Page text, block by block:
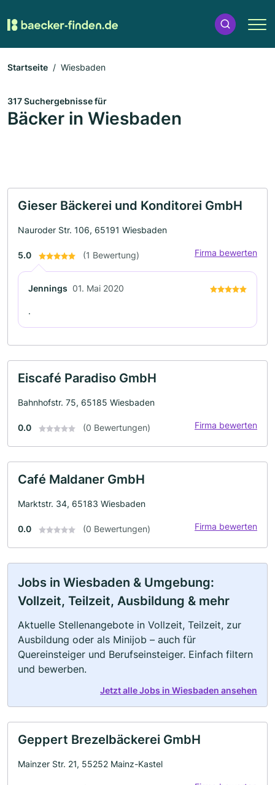
Startseite Wiesbaden
317 Suchergebnisse für
Bäcker in Wiesbaden
Gieser Bäckerei und Konditorei GmbH
Nauroder Str. 106, 65191 Wiesbaden
5.0 (1 Bewertung) Firma bewerten
Jennings 01. Mai 2020
.
Eiscafé Paradiso GmbH
Bahnhofstr. 75, 65185 Wiesbaden
0.0 (0 Bewertungen) Firma bewerten
Café Maldaner GmbH
Marktstr. 34, 65183 Wiesbaden
0.0 (0 Bewertungen) Firma bewerten
Jobs in Wiesbaden & Umgebung:
Vollzeit, Teilzeit, Ausbildung & mehr
Aktuelle Stellenangebote in Vollzeit, Teilzeit, zur
Ausbildung oder als Minijob – auch für
Quereinsteiger und Berufseinsteiger. Einfach filtern
und bewerben.
Jetzt alle Jobs in Wiesbaden ansehen
Geppert Brezelbäckerei GmbH
Mainzer Str. 21, 55252 Mainz-Kastel